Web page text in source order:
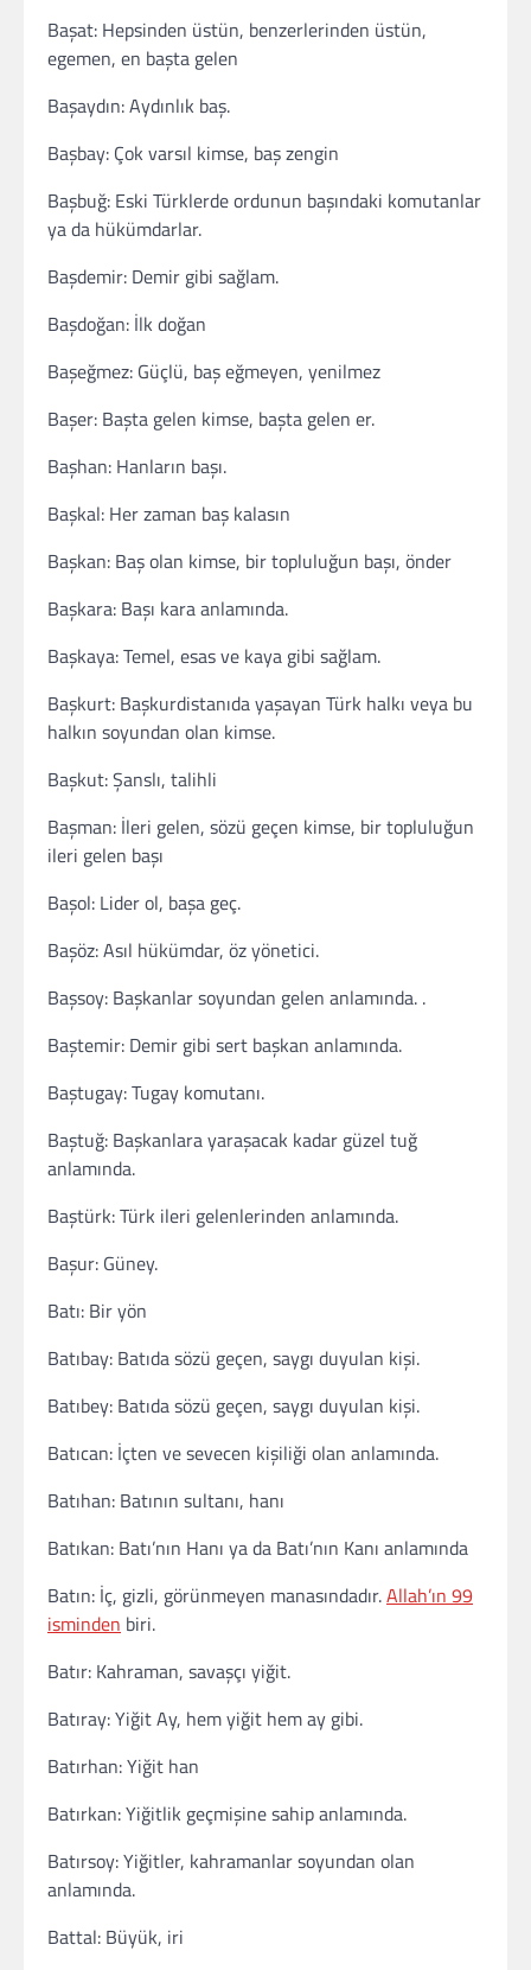
Başat: Hepsinden üstün, benzerlerinden üstün,
egemen, en başta gelen
Başaydın: Aydınlık baş.
Başbay: Çok varsıl kimse, baş zengin
Başbuğ: Eski Türklerde ordunun başındaki komutanlar
ya da hükümdarlar.
Başdemir: Demir gibi sağlam.
Başdoğan: İlk doğan
Başeğmez: Güçlü, baş eğmeyen, yenilmez
Başer: Başta gelen kimse, başta gelen er.
Başhan: Hanların başı.
Başkal: Her zaman baş kalasın
Başkan: Baş olan kimse, bir topluluğun başı, önder
Başkara: Başı kara anlamında.
Başkaya: Temel, esas ve kaya gibi sağlam.
Başkurt: Başkurdistanıda yaşayan Türk halkı veya bu
halkın soyundan olan kimse.
Başkut: Şanslı, talihli
Başman: İleri gelen, sözü geçen kimse, bir topluluğun
ileri gelen başı
Başol: Lider ol, başa geç.
Başöz: Asıl hükümdar, öz yönetici.
Başsoy: Başkanlar soyundan gelen anlamında. .
Baştemir: Demir gibi sert başkan anlamında.
Baştugay: Tugay komutanı.
Baştuğ: Başkanlara yaraşacak kadar güzel tuğ
anlamında.
Baştürk: Türk ileri gelenlerinden anlamında.
Başur: Güney.
Batı: Bir yön
Batıbay: Batıda sözü geçen, saygı duyulan kişi.
Batıbey: Batıda sözü geçen, saygı duyulan kişi.
Batıcan: İçten ve sevecen kişiliği olan anlamında.
Batıhan: Batının sultanı, hanı
Batıkan: Batı’nın Hanı ya da Batı’nın Kanı anlamında
Batın: İç, gizli, görünmeyen manasındadır.Allah’ın 99
isminden biri.
Batır: Kahraman, savaşçı yiğit.
Batıray: Yiğit Ay, hem yiğit hem ay gibi.
Batırhan: Yiğit han
Batırkan: Yiğitlik geçmişine sahip anlamında.
Batırsoy: Yiğitler, kahramanlar soyundan olan
anlamında.
Battal: Büyük, iri